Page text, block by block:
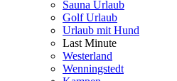
Sauna Urlaub
Golf Urlaub
Urlaub mit Hund
Last Minute
Westerland
Wenningstedt